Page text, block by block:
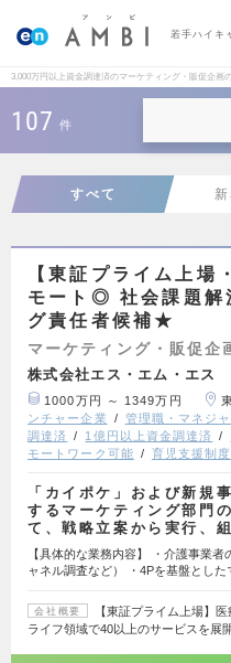
若手ハイキ
3,000万円以上資金調達済のマーケティング・販促企画
107 件
すべて
【東証プライム上場
モート◎ 社会課題解
グ責任者候補★
マーケティング・販促企
株式会社エス・エム・エス
1000万円 ～ 1349万円
ンチャー企業
管理職・マネジ
調達済
1億円以上資金調達済
モートワーク可能
育児支援制度
「カイポケ」および新規
するマーケティング部門
て、戦略立案から実行、
【具体的な業務内容】 ・介護事業
ャネル調査など） ・4Pを基盤とした
会社概要
【東証プライム上場】
ライフ領域で40以上のサービスを展